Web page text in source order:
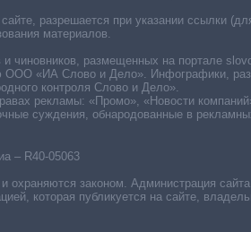
– R40-05063
охраняются законом. Администрация сайта
которая публикуется на сайте,
разрешается при указании ссылки
материалов.
чиновников, размещенных на портале
«ИА Слово и Дело». Инфографики,
контроля Слово и Дело».
рекламы: «Промо», «Новости
суждения, обнародованные в